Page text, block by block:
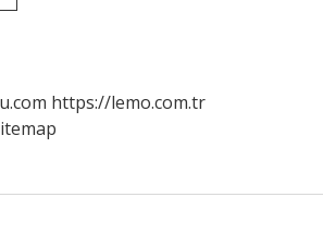
https://lemo.com.tr